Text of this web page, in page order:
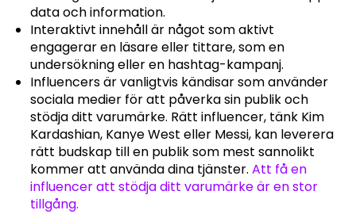
data och information.
Interaktivt innehåll är något som aktivt
engagerar en läsare eller tittare, som en
undersökning eller en hashtag-kampanj.
Influencers är vanligtvis kändisar som använder
sociala medier för att påverka sin publik och
stödja ditt varumärke. Rätt influencer, tänk Kim
Kardashian, Kanye West eller Messi, kan leverera
rätt budskap till en publik som mest sannolikt
kommer att använda dina tjänster. Att få en
influencer att stödja ditt varumärke är en stor
tillgång.